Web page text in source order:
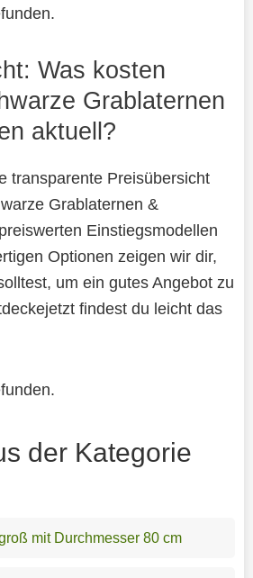
Was kosten
Grablaternen
aktuell?
transparente Preisübersicht
Grablaternen &
Einstiegsmodellen
Optionen zeigen wir dir,
um ein gutes Angebot zu
findest du leicht das
der Kategorie
mit Durchmesser 80 cm